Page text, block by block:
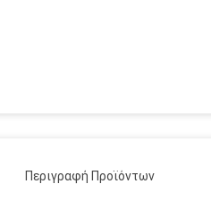
Περιγραφή Προϊόντων